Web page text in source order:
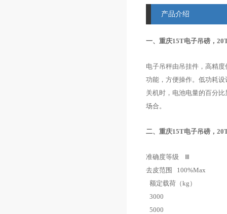
产品介绍
一、 重庆15T电子吊磅，
电子吊秤由吊挂件，高精度
功能，方便操作。低功耗
关机时，电池电量的百分
场合。
二、 重庆15T电子吊磅，
准确度等级 Ⅲ
去皮范围 100%Max
额定载荷 （kg）
3000
5000